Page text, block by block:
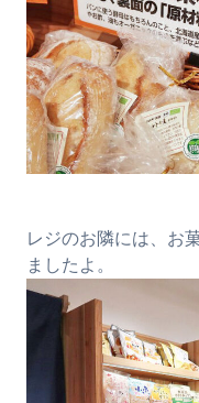
レジのお隣には、お
ましたよ。